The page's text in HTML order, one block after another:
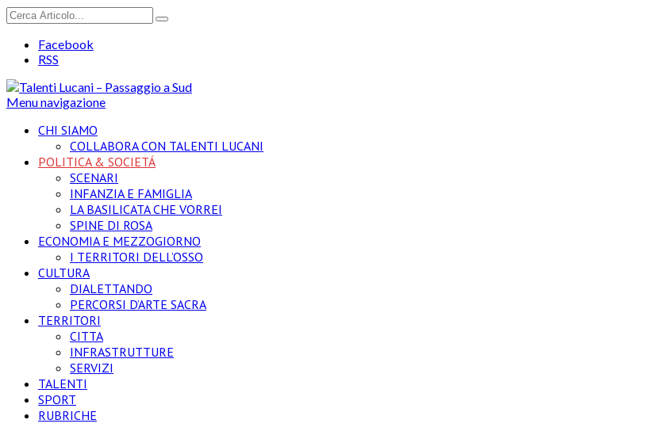
Facebook
RSS
Menu navigazione
CHI SIAMO
COLLABORA CON TALENTI LUCANI
POLITICA & SOCIETÁ
SCENARI
INFANZIA E FAMIGLIA
LA BASILICATA CHE VORREI
SPINE DI ROSA
ECONOMIA E MEZZOGIORNO
I TERRITORI DELL’OSSO
CULTURA
DIALETTANDO
PERCORSI D’ARTE SACRA
TERRITORI
CITTA
INFRASTRUTTURE
SERVIZI
TALENTI
SPORT
RUBRICHE